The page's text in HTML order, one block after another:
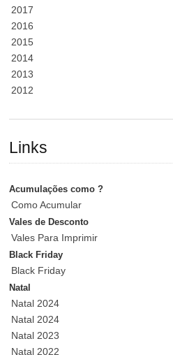
2017
2016
2015
2014
2013
2012
Links
Acumulações como ?
Como Acumular
Vales de Desconto
Vales Para Imprimir
Black Friday
Black Friday
Natal
Natal 2024
Natal 2024
Natal 2023
Natal 2022